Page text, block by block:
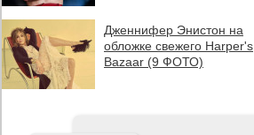
Дженнифер Энистон на
обложке свежего Harper's
Bazaar (9 ФОТО)